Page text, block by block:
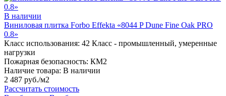
В наличии
Виниловая плитка Forbo Effekta «8044 P Dune Fine Oak PRO
0.8»
Класс использования: 42 Класс - промышленный, умеренные
нагрузки
Пожарная безопасность: КМ2
Наличие товара: В наличии
2 487 руб./м2
Рассчитать стоимость